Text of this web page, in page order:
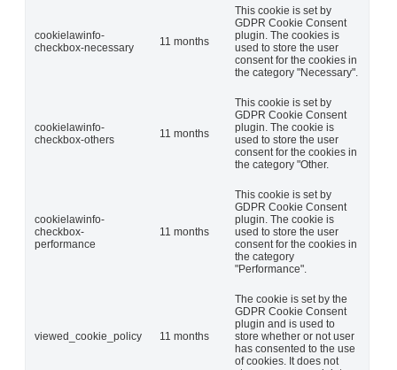
cookielawinfo-
checkbox-necessary
11 months
This cookie is set by
GDPR Cookie Consent
plugin. The cookies is
used to store the user
consent for the cookies in
the category "Necessary".
cookielawinfo-
checkbox-others
11 months
This cookie is set by
GDPR Cookie Consent
plugin. The cookie is
used to store the user
consent for the cookies in
the category "Other.
cookielawinfo-
checkbox-
performance
11 months
This cookie is set by
GDPR Cookie Consent
plugin. The cookie is
used to store the user
consent for the cookies in
the category
"Performance".
viewed_cookie_policy 11 months
The cookie is set by the
GDPR Cookie Consent
plugin and is used to
store whether or not user
has consented to the use
of cookies. It does not